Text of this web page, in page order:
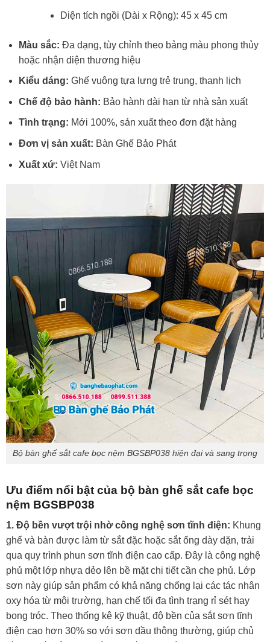
Diện tích ngồi (Dài x Rộng): 45 x 45 cm
Màu sắc: Đa dạng, tùy chỉnh theo bảng màu phong thủy
hoặc nhận diện thương hiệu
Kiểu dáng: Ghế vuông tựa lưng trẻ trung, thanh lịch
Chế độ bảo hành: Bảo hành dài hạn từ nhà sản xuất
Tình trạng: Mới 100%, sản xuất theo đơn đặt hàng
Đơn vị sản xuất: Bàn Ghế Bảo Phát
Xuất xứ: Việt Nam
Bộ bàn ghế sắt cafe bọc nệm BGSBP038 hiện đại và sang trọng
Ưu điểm nổi bật của bộ bàn ghế sắt cafe bọc
nệm BGSBP038
1. Độ bền vượt trội nhờ công nghệ sơn tĩnh điện: Khung
ghế và bàn được làm từ sắt đặc hoặc sắt ống dày dặn, trải
qua quy trình phun sơn tĩnh điện cao cấp. Đây là công nghệ
phủ một lớp nhựa dẻo lên bề mặt chi tiết cần che phủ. Lớp
sơn này giúp sản phẩm có khả năng chống lại các tác nhân
oxy hóa từ môi trường, hạn chế tối đa tình trạng rỉ sét hay
bong tróc. Theo thống kê kỹ thuật, độ bền của sắt sơn tĩnh
điện cao hơn 30% so với sơn dầu thông thường, giúp chủ